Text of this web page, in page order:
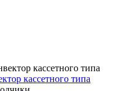
кассетного типа